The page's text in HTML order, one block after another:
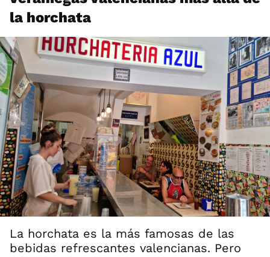
la horchata
La horchata es la más famosas de las
bebidas refrescantes valencianas. Pero